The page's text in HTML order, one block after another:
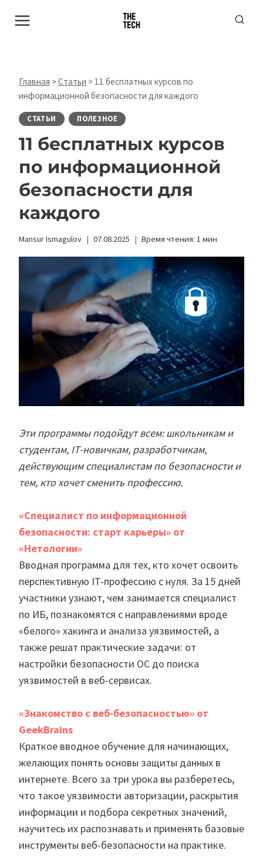
Главная >Статьи > 11 бесплатных курсов по
информационной безопасности для каждого
СТАТЬИ ПОЛЕЗНОЕ
11 бесплатных курсов
по информационной
безопасности для
каждого
Mansur Ismagulov 07.08.2025 Время чтения: 1 мин
Эти программы подойдут всем: школьникам и
студентам, IT-новичкам, разработчикам,
действующим специалистам по безопасности и
тем, кто хочет сменить профессию.
«Специалист по информационной
безопасности: старт карьеры» от
«Нетологии»
Вводная программа для тех, кто хочет освоить
перспективную IT-профессию с нуля. За 15 дней
участники узнают, чем занимается специалист
по ИБ, познакомятся с направлениями вроде
«белого» хакинга и анализа уязвимостей, а
также решат практические задачи: от
настройки безопасности ОС до поиска
уязвимостей в веб-сервисах.
«Знакомство с веб-безопасностью» от
GeekBrains
Краткое вводное обучение для начинающих,
желающих понять основы защиты данных в
интернете. Всего за три урока вы разберетесь,
что такое уязвимости авторизации, раскрытия
информации и подбора секретных значений,
научитесь их распознавать и применять базовые
инструменты веб-безопасности на практике.